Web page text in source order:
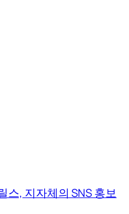
스, 지자체의 SNS 홍보